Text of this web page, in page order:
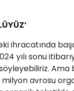
ihracatında
yılı sonu
avrosu